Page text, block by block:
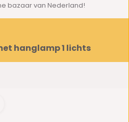
bazaar van Nederland!
hanglamp 1 lichts